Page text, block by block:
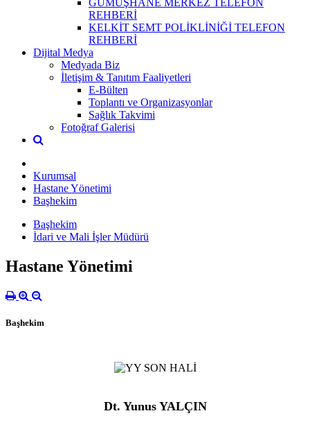
REHBERİ
KELKİT SEMT POLİKLİNİĞİ TELEFON
REHBERİ
Dijital Medya
Medyada Biz
İletişim & Tanıtım Faaliyetleri
E-Bülten
Toplantı ve Organizasyonlar
Sağlık Takvimi
Fotoğraf Galerisi
Kurumsal
Hastane Yönetimi
Başhekim
Başhekim
İdari ve Mali İşler Müdürü
Hastane Yönetimi
Başhekim
Dt. Yunus YALÇIN